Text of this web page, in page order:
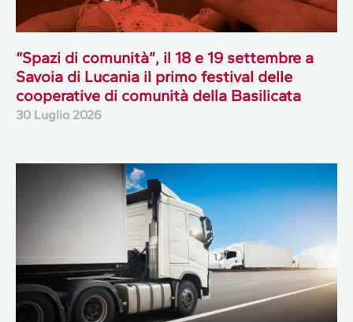
“Spazi di comunità”, il 18 e 19 settembre a
Savoia di Lucania il primo festival delle
cooperative di comunità della Basilicata
30 Luglio 2026